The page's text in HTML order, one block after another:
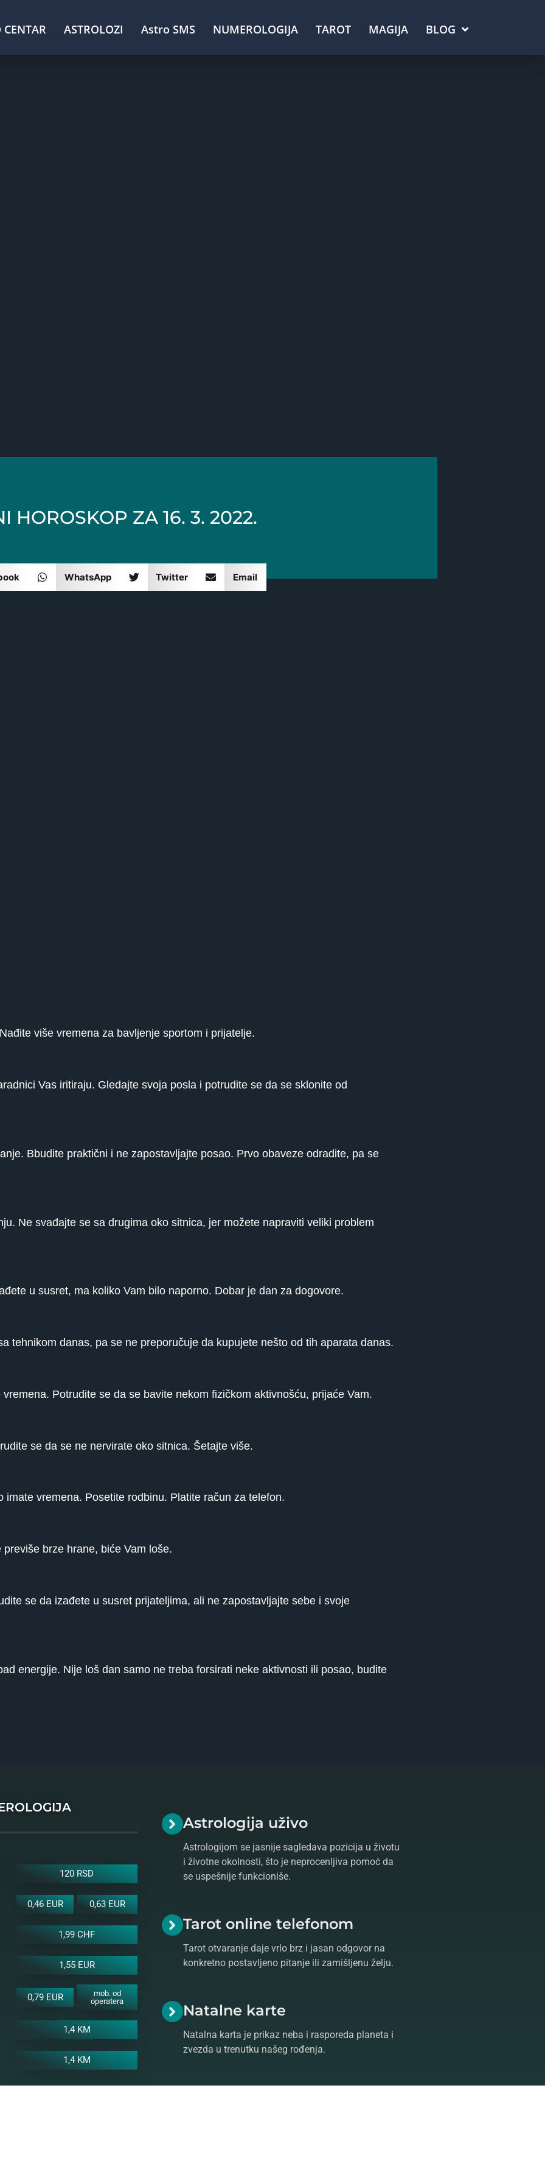
CENTAR ASTROLOZI Astro SMS NUMEROLOGIJA TAROT MAGIJA BLOG
HOROSKOP ZA 16. 3. 2022.
WhatsApp Twitter Email
više vremena za bavljenje sportom i prijatelje.
Vas iritiraju. Gledajte svoja posla i potrudite se da se sklonite od
Bbudite praktični i ne zapostavljajte posao. Prvo obaveze odradite, pa se
Ne svađajte se sa drugima oko sitnica, jer možete napraviti veliki problem
u susret, ma koliko Vam bilo naporno. Dobar je dan za dogovore.
tehnikom danas, pa se ne preporučuje da kupujete nešto od tih aparata danas.
Potrudite se da se bavite nekom fizičkom aktivnošću, prijaće Vam.
se da se ne nervirate oko sitnica. Šetajte više.
vremena. Posetite rodbinu. Platite račun za telefon.
brze hrane, biće Vam loše.
se da izađete u susret prijateljima, ali ne zapostavljajte sebe i svoje
energije. Nije loš dan samo ne treba forsirati neke aktivnosti ili posao, budite
120 RSD
0,46 EUR 0,63 EUR
1,99 CHF
1,55 EUR
0,79 EUR
mob. od
operatera
1,4 KM
1,4 KM
Astrologija uživo
Astrologijom se jasnije sagledava pozicija u životu
i životne okolnosti, što je neprocenljiva pomoć da
se uspešnije funkcioniše.
Tarot online telefonom
Tarot otvaranje daje vrlo brz i jasan odgovor na
konkretno postavljeno pitanje ili zamišljenu želju.
Natalne karte
Natalna karta je prikaz neba i rasporeda planeta i
zvezda u trenutku našeg rođenja.